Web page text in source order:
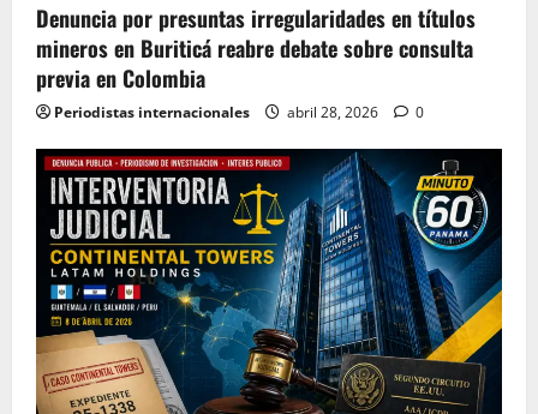
Denuncia por presuntas irregularidades en títulos
mineros en Buriticá reabre debate sobre consulta
previa en Colombia
Periodistas internacionales abril 28, 2026 0